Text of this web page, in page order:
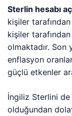
Sterlin hesabı
kişiler
kişiler
olmaktadır. Son
enflasyon
güçlü etkenler
İngiliz Sterlini de
olduğundan